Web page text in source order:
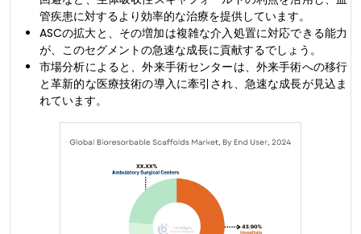
管疾患に対するより効率的な治療を提供しています。
ASCの拡大と、その増加は複雑な介入処置に対応できる能力
が、このセグメントの急速な成長に貢献するでしょう。
市場分析によると、外来手術センターは、外来手術への移行
と革新的な医療技術の導入に牽引され、急速な成長が見込ま
れています。